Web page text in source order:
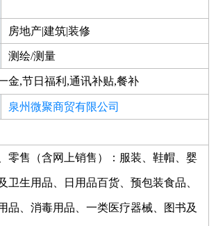
房地产|建筑|装修
建筑/装修
测绘/测量
不限
金,节日福利,通讯补贴,餐补
泉州微聚商贸有限公司
零售（含网上销售）：服装、鞋帽、婴
卫生用品、日用品百货、预包装食品、
品、消毒用品、一类医疗器械、图书及